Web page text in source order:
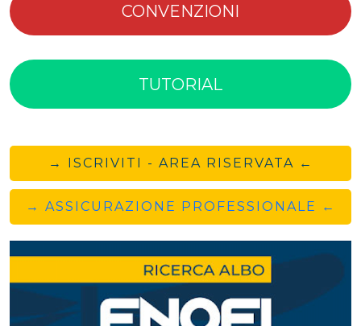
CONVENZIONI
TUTORIAL
→ ISCRIVITI - AREA RISERVATA ←
→ ASSICURAZIONE PROFESSIONALE ←